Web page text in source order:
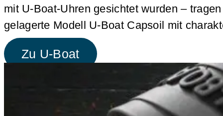
mit U-Boat-Uhren gesichtet wurden –
gelagerte Modell U-Boat Capsoil mit
Zu U-Boat